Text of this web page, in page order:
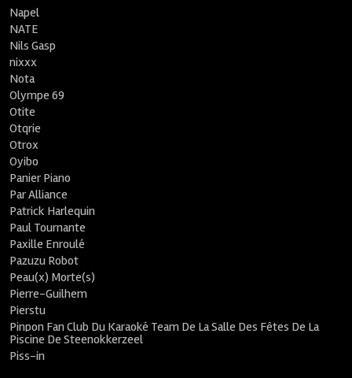
Napel
NATE
Nils Gasp
nixxx
Nota
Olympe 69
Otite
Otqrie
Otrox
Oyibo
Panier Piano
Par Alliance
Patrick Harlequin
Paul Tournante
Paxille Enroulé
Pazuzu Robot
Peau(x) Morte(s)
Pierre-Guilhem
Pierstu
Pinpon Fan Club Du Karaoké Team De La Salle Des Fêtes De La
Piscine De Steenokkerzeel
Piss-in